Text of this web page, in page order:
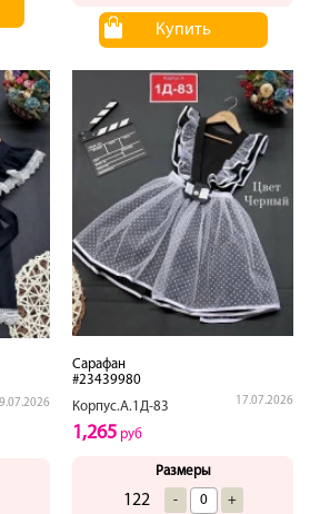
Купить
Сарафан
#23439980
Корпус.А.1Д-83
17.07.2026
1,265 руб
Размеры
122 - +